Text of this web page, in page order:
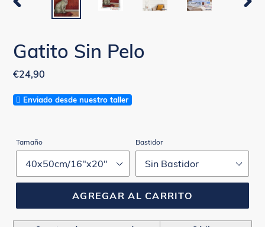
Gatito Sin Pelo
Precio
€24,90
Enviado desde nuestro taller
Tamaño Bastidor
AGREGAR AL CARRITO